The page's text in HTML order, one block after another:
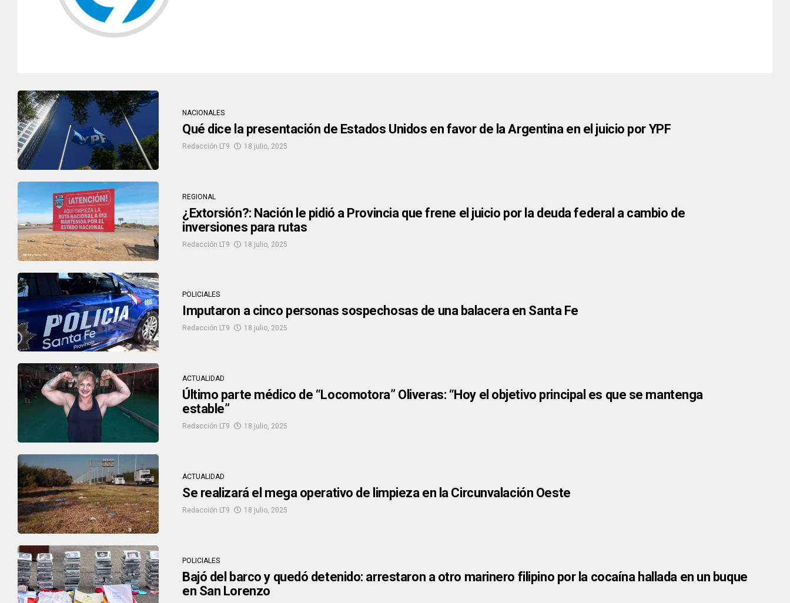
NACIONALES
Qué dice la presentación de Estados Unidos en favor de la Argentina en el juicio por YPF
Redacción LT9 18 julio, 2025
REGIONAL
¿Extorsión?: Nación le pidió a Provincia que frene el juicio por la deuda federal a cambio de
inversiones para rutas
Redacción LT9 18 julio, 2025
POLICIALES
Imputaron a cinco personas sospechosas de una balacera en Santa Fe
Redacción LT9 18 julio, 2025
ACTUALIDAD
Último parte médico de “Locomotora” Oliveras: “Hoy el objetivo principal es que se mantenga
estable”
Redacción LT9 18 julio, 2025
ACTUALIDAD
Se realizará el mega operativo de limpieza en la Circunvalación Oeste
Redacción LT9 18 julio, 2025
POLICIALES
Bajó del barco y quedó detenido: arrestaron a otro marinero filipino por la cocaína hallada en un buque
en San Lorenzo